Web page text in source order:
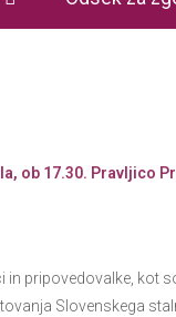
ob 17.30. Pravljico
pripovedovalke, kot
Slovenskega